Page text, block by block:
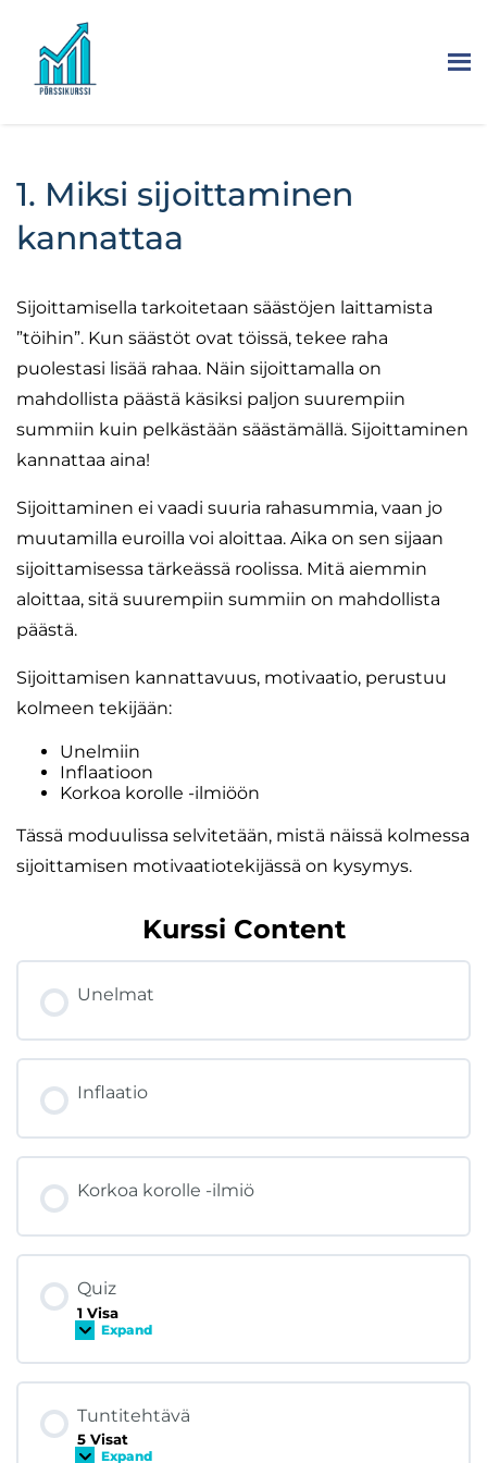
1. Miksi sijoittaminen
kannattaa
Sijoittamisella tarkoitetaan säästöjen laittamista
”töihin”. Kun säästöt ovat töissä, tekee raha
puolestasi lisää rahaa. Näin sijoittamalla on
mahdollista päästä käsiksi paljon suurempiin
summiin kuin pelkästään säästämällä. Sijoittaminen
kannattaa aina!
Sijoittaminen ei vaadi suuria rahasummia, vaan jo
muutamilla euroilla voi aloittaa. Aika on sen sijaan
sijoittamisessa tärkeässä roolissa. Mitä aiemmin
aloittaa, sitä suurempiin summiin on mahdollista
päästä.
Sijoittamisen kannattavuus, motivaatio, perustuu
kolmeen tekijään:
Unelmiin
Inflaatioon
Korkoa korolle -ilmiöön
Tässä moduulissa selvitetään, mistä näissä kolmessa
sijoittamisen motivaatiotekijässä on kysymys.
Kurssi Content
Unelmat
Inflaatio
Korkoa korolle -ilmiö
Quiz
1 Visa
Expand
Q
i
Tuntitehtävä
5 Visat
Expand